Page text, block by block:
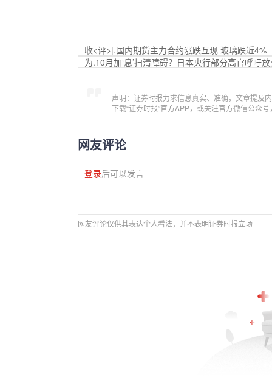
收<评>|.国内期货主力合约涨跌互现 玻璃跌近4%
为.10月加‘息’扫清障碍？日本央行部分高官呼吁
声明：证券时报力求信息真实、准确，文章提及
下载“证券时报”官方APP，或关注官方微信公众
网友评论
登录后可以发言
网友评论仅供其表达个人看法，并不表明证券时报立场